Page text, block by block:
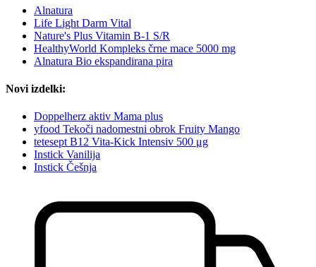
Alnatura
Life Light Darm Vital
Nature's Plus Vitamin B-1 S/R
HealthyWorld Kompleks črne mace 5000 mg
Alnatura Bio ekspandirana pira
Novi izdelki:
Doppelherz aktiv Mama plus
yfood Tekoči nadomestni obrok Fruity Mango
tetesept B12 Vita-Kick Intensiv 500 μg
Instick Vanilija
Instick Češnja